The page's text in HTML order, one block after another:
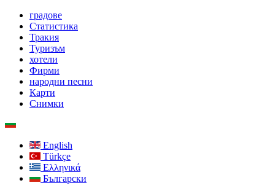
градове
Статистика
Тракия
Туризъм
хотели
Фирми
народни песни
Карти
Снимки
English
Türkçe
Ελληνικά
Български